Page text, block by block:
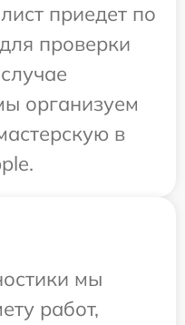
приедет по
проверки
организуем
в
мы
работ,